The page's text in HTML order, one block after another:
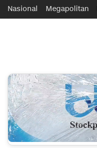
ifakta.co
#pastibenar
Nasional Megapolitan